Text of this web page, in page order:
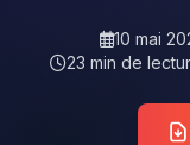
10 mai
23 min de